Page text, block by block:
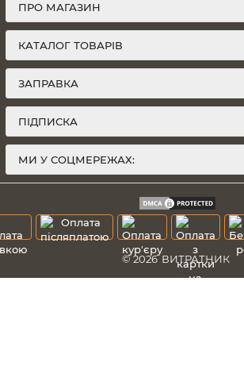
ПРО МАГАЗИН
КАТАЛОГ ТОВАРІВ
ЗАПРАВКА
ПІДПИСКА
МИ У СОЦМЕРЕЖАХ:
© 2026 ВИТРАТНИК